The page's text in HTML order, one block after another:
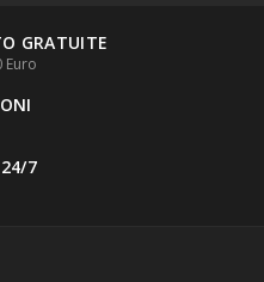
GRATUITE
7